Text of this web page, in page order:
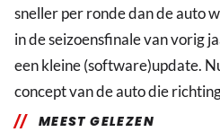
sneller per ronde dan de auto
in de seizoensfinale van vorig
een kleine (software)update.
concept van de auto die
MEEST GELEZEN